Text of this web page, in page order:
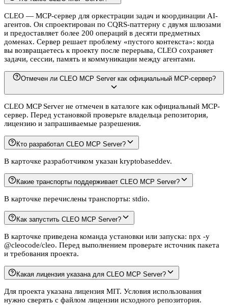
CLEO — MCP-сервер для оркестрации задач и координации AI-
агентов. Он спроектирован по CQRS-паттерну с двумя шлюзами
и предоставляет более 200 операций в десяти предметных
доменах. Сервер решает проблему «пустого контекста»: когда
вы возвращаетесь к проекту после перерыва, CLEO сохраняет
задачи, сессии, память и коммуникации между агентами.
Отмечен ли CLEO MCP Server как официальный MCP-сервер?
CLEO MCP Server не отмечен в каталоге как официальный MCP-
сервер. Перед установкой проверьте владельца репозитория,
лицензию и запрашиваемые разрешения.
Кто разработал CLEO MCP Server?
В карточке разработчиком указан kryptobaseddev.
Какие транспорты поддерживает CLEO MCP Server?
В карточке перечислены транспорты: stdio.
Как запустить CLEO MCP Server?
В карточке приведена команда установки или запуска: npx -y
@cleocode/cleo. Перед выполнением проверьте источник пакета
и требования проекта.
Какая лицензия указана для CLEO MCP Server?
Для проекта указана лицензия MIT. Условия использования
нужно сверять с файлом лицензии исходного репозитория.